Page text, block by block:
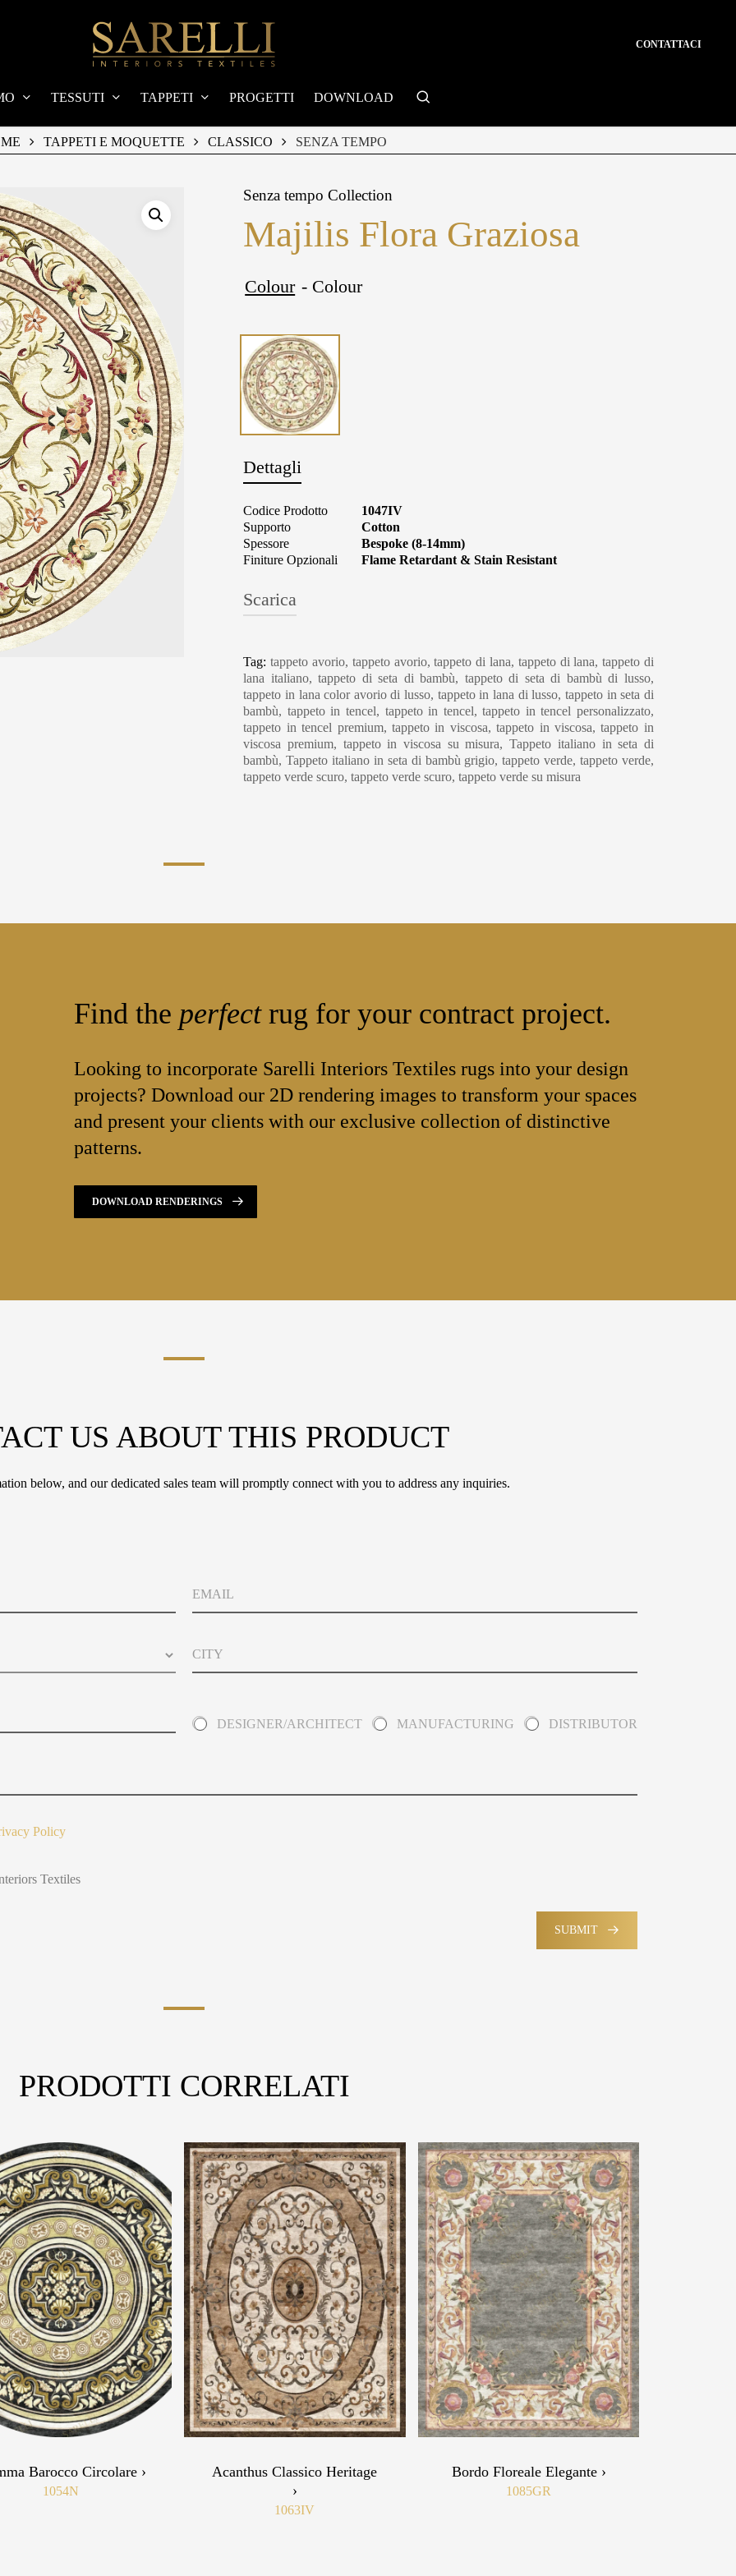
CONTATTACI
TESSUTI TAPPETI PROGETTI DOWNLOAD
TAPPETI E MOQUETTE CLASSICO SENZA TEMPO
Senza tempo Collection
Majilis Flora Graziosa
Colour - Colour
Dettagli
Codice Prodotto
1047IV
Supporto
Cotton
Spessore
Bespoke (8-14mm)
Finiture Opzionali
Flame Retardant & Stain Resistant
Scarica
Tag:tappeto avorio, tappeto avorio, tappeto di lana, tappeto di lana, tappeto di
lana italiano, tappeto di seta di bambù, tappeto di seta di bambù di lusso,
tappeto in lana color avorio di lusso, tappeto in lana di lusso, tappeto in seta di
bambù, tappeto in tencel, tappeto in tencel, tappeto in tencel personalizzato,
tappeto in tencel premium, tappeto in viscosa, tappeto in viscosa, tappeto in
viscosa premium, tappeto in viscosa su misura, Tappeto italiano in seta di
bambù, Tappeto italiano in seta di bambù grigio, tappeto verde, tappeto verde,
tappeto verde scuro, tappeto verde scuro, tappeto verde su misura
Find the perfectrug for your contract project.
Looking to incorporate Sarelli Interiors Textiles rugs into your design
projects? Download our 2D rendering images to transform your spaces
and present your clients with our exclusive collection of distinctive
patterns.
DOWNLOAD RENDERINGS
US ABOUT THIS PRODUCT
below, and our dedicated sales team will promptly connect with you to address any inquiries.
m
a
l
i
t
A
b
Y
DESIGNER/ARCHITECT MANUFACTURING DISTRIBUTOR
Policy
Textiles
SUBMIT
PRODOTTI CORRELATI
Barocco Circolare ›
1054N
Acanthus Classico Heritage
›
1063IV
Bordo Floreale Elegante ›
1085GR